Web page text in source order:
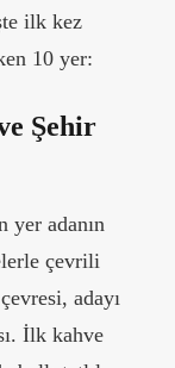
ilk kez
10 yer:
Şehir
yer adanın
çevrili
adayı
İlk kahve